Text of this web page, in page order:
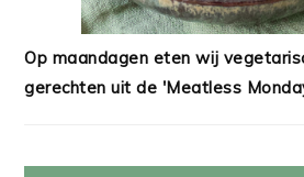
Op maandagen eten wij
gerechten uit de 'Meatless